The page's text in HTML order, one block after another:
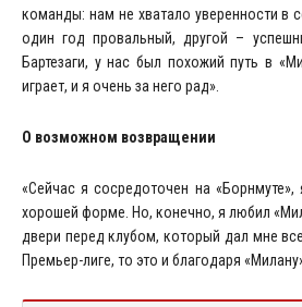
команды: нам не хватало уверенности в
один год провальный, другой –
Бартезаги, у нас был похожий путь в
играет, и я очень за него рад».
О возможном возвращении
«Сейчас я сосредоточен на «Борнмуте»,
хорошей форме. Но, конечно, я любил
двери перед клубом, который дал мне
Премьер-лиге, то это и благодаря